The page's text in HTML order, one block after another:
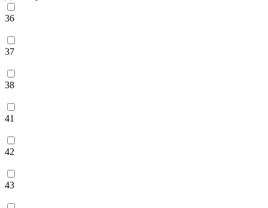
36
37
38
41
42
43